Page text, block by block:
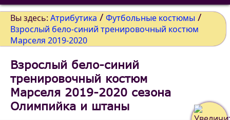
Вы здесь: Атрибутика / Футбольные костюмы /
Взрослый бело-синий тренировочный костюм
Марселя 2019-2020
Взрослый бело-синий
тренировочный костюм
Марселя 2019-2020 сезона
Олимпийка и штаны